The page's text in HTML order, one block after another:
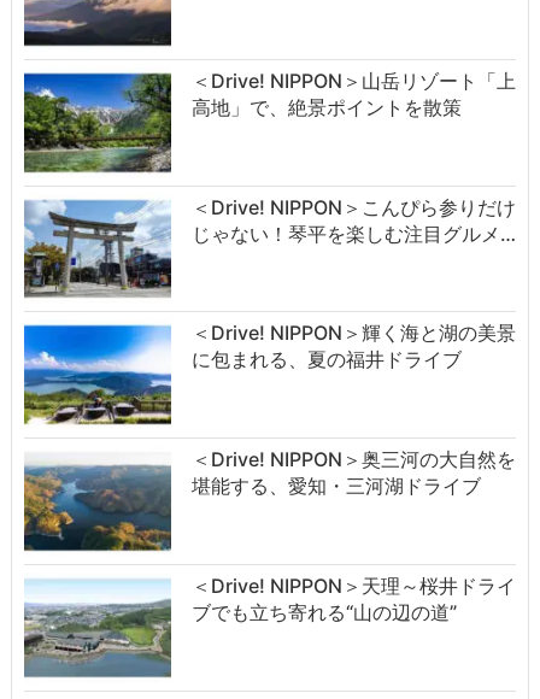
＜Drive! NIPPON＞山岳リゾート「上
高地」で、絶景ポイントを散策
＜Drive! NIPPON＞こんぴら参りだけ
じゃない！琴平を楽しむ注目グルメ…
＜Drive! NIPPON＞輝く海と湖の美景
に包まれる、夏の福井ドライブ
＜Drive! NIPPON＞奥三河の大自然を
堪能する、愛知・三河湖ドライブ
＜Drive! NIPPON＞天理～桜井ドライ
ブでも立ち寄れる“山の辺の道”